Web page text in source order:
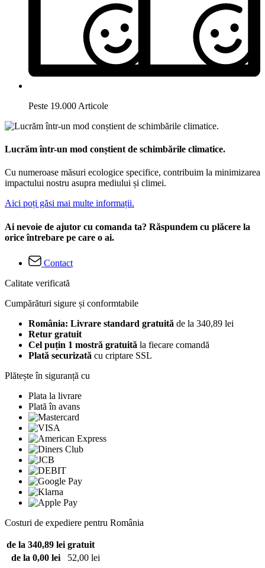
Peste 19.000 Articole
Lucrăm într-un mod conștient de schimbările climatice.
Cu numeroase măsuri ecologice specifice, contribuim la minimizarea
impactului nostru asupra mediului și climei.
Aici poți găsi mai multe informații.
Ai nevoie de ajutor cu comanda ta? Răspundem cu plăcere la
orice întrebare pe care o ai.
Contact
Calitate verificată
Cumpărături sigure și conformtabile
România: Livrare standard gratuită de la 340,89 lei
Retur gratuit
Cel puțin 1 mostră gratuită la fiecare comandă
Plată securizată cu criptare SSL
Plătește în siguranță cu
Plata la livrare
Plată în avans
Costuri de expediere pentru România
de la 340,89 lei gratuit
de la 0,00 lei
52,00 lei